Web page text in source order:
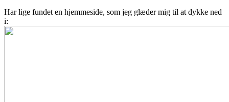
Har lige fundet en hjemmeside, som jeg glæder mig til at dykke ned
i: